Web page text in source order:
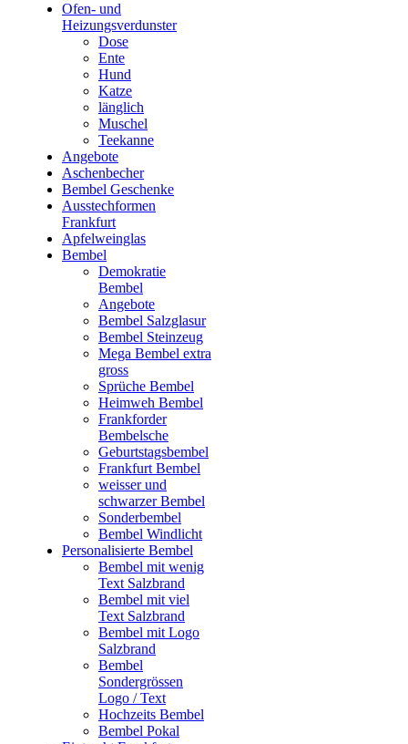
Ofen- und
Heizungsverdunster
Dose
Ente
Hund
Katze
länglich
Muschel
Teekanne
Angebote
Aschenbecher
Bembel Geschenke
Ausstechformen
Frankfurt
Apfelweinglas
Bembel
Demokratie
Bembel
Angebote
Bembel Salzglasur
Bembel Steinzeug
Mega Bembel extra
gross
Sprüche Bembel
Heimweh Bembel
Frankforder
Bembelsche
Geburtstagsbembel
Frankfurt Bembel
weisser und
schwarzer Bembel
Sonderbembel
Bembel Windlicht
Personalisierte Bembel
Bembel mit wenig
Text Salzbrand
Bembel mit viel
Text Salzbrand
Bembel mit Logo
Salzbrand
Bembel
Sondergrössen
Logo / Text
Hochzeits Bembel
Bembel Pokal